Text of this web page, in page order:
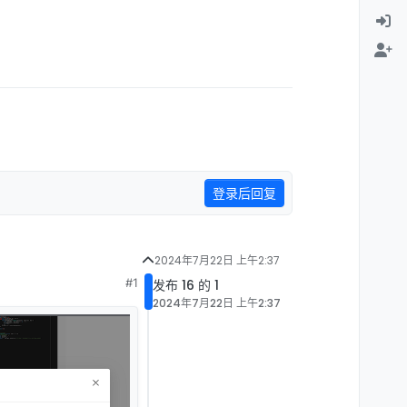
登录后回复
#1
2024年7月22日 上午2:37
发布 16 的 1
2024年7月22日 上午2:37